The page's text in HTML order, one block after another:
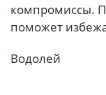
компромиссы.
поможет
Водолей